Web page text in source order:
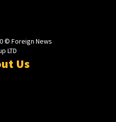
© Foreign News
LTD
Us